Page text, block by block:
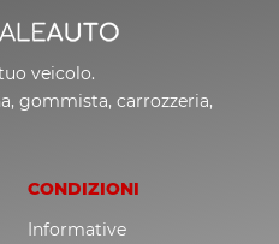
veicolo.
gommista, carrozzeria,
CONDIZIONI
Informative